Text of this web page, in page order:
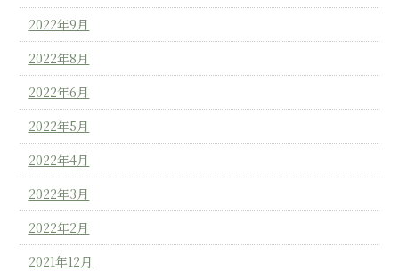
2022年9月
2022年8月
2022年6月
2022年5月
2022年4月
2022年3月
2022年2月
2021年12月